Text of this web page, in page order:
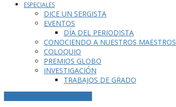
ESPECIALES
DICE UN SERGISTA
EVENTOS
DÍA DEL PERIODISTA
CONOCIENDO A NUESTROS MAESTROS
COLOQUIO
PREMIOS GLOBO
INVESTIGACIÓN
TRABAJOS DE GRADO